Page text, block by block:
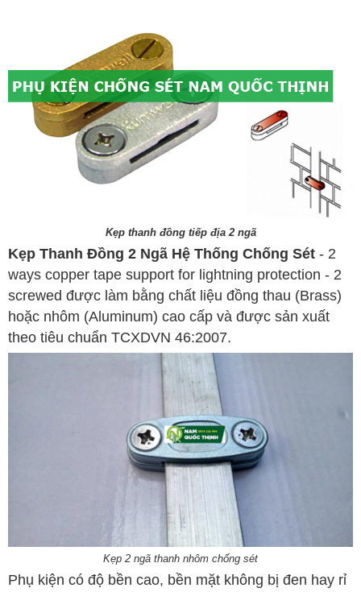
Kẹp thanh đồng tiếp địa 2 ngã
Kẹp Thanh Đồng 2 Ngã Hệ Thống Chống Sét - 2
ways copper tape support for lightning protection - 2
screwed được làm bằng chất liệu đồng thau (Brass)
hoặc nhôm (Aluminum) cao cấp và được sản xuất
theo tiêu chuẩn TCXDVN 46:2007.
Kẹp 2 ngã thanh nhôm chống sét
Phụ kiện có độ bền cao, bền mặt không bị đen hay rỉ